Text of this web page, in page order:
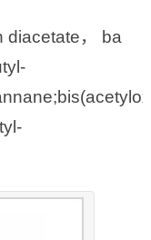
diacetate， ba